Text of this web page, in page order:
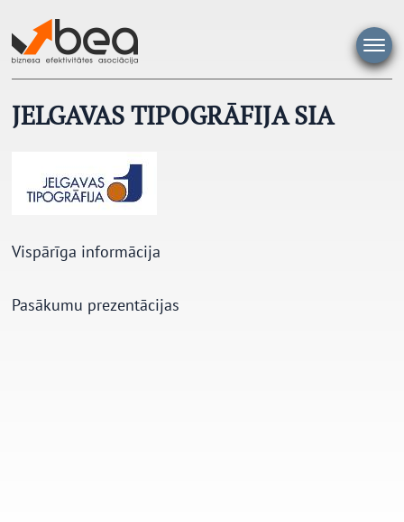
saturu
JELGAVAS TIPOGRĀFIJA SIA
Vispārīga informācija
Pasākumu prezentācijas